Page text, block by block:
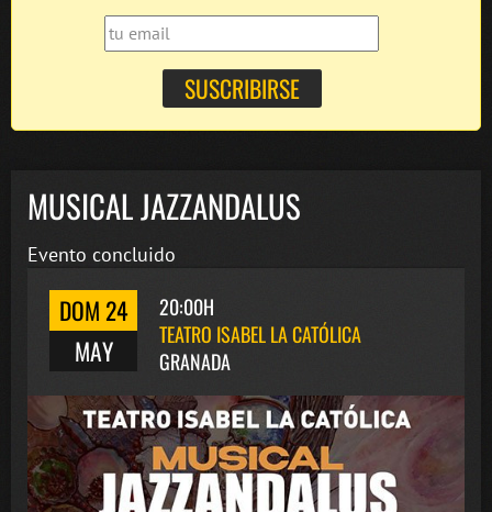
MUSICAL JAZZANDALUS
Evento concluido
DOM 24
MAY
20:00H
TEATRO ISABEL LA CATÓLICA
GRANADA